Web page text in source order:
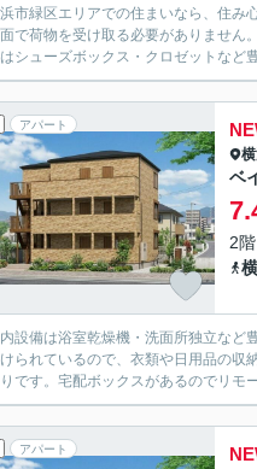
市緑区エリアでの住まいなら、住み
で荷物を受け取る必要がありません
シューズボックス・クロゼットなど
アパート
ベ
2
設備は浴室乾燥機・洗面所独立など
られているので、衣類や日用品の収
です。宅配ボックスがあるのでリモ
アパート